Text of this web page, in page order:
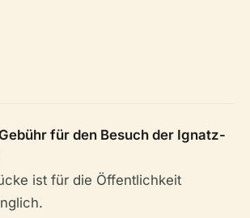
für den Besuch der Ignatz-
ist für die Öffentlichkeit